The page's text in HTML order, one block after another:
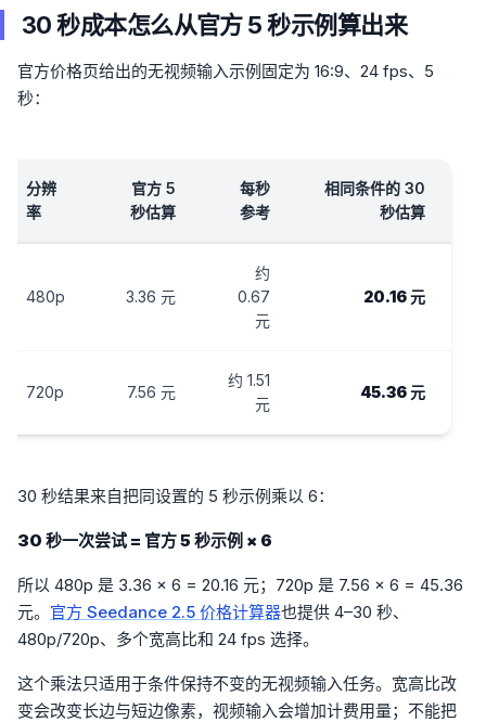
30 秒成本怎么从官方 5 秒示例算出来
官方价格页给出的无视频输入示例固定为 16:9、24 fps、5
秒：
分辨
率
官方 5
秒估算
每秒
参考
相同条件的 30
秒估算
480p 3.36 元
约
0.67
元
20.16 元
720p 7.56 元
约 1.51
元
45.36 元
30 秒结果来自把同设置的 5 秒示例乘以 6：
30 秒一次尝试 = 官方 5 秒示例 × 6
所以 480p 是 3.36 × 6 = 20.16 元；720p 是 7.56 × 6 = 45.36
元。 官方 Seedance 2.5 价格计算器也提供 4–30 秒、
480p/720p、多个宽高比和 24 fps 选择。
这个乘法只适用于条件保持不变的无视频输入任务。宽高比改
变会改变长边与短边像素，视频输入会增加计费用量；不能把